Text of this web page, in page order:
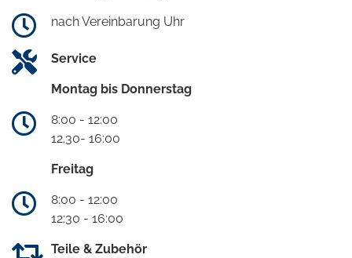
nach Vereinbarung Uhr
Service
Montag bis Donnerstag
8:00 - 12:00
12.30- 16:00
Freitag
8:00 - 12:00
12:30 - 16:00
Teile & Zubehör